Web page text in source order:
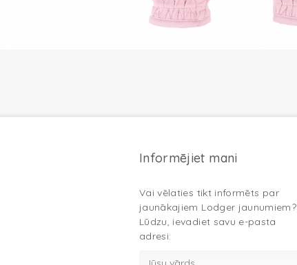
Informējiet mani
Vai vēlaties tikt informēts par
jaunākajiem Lodger jaunumiem?
Lūdzu, ievadiet savu e-pasta
adresi: